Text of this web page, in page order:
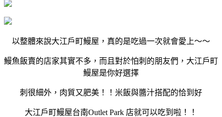
以整體來說大江戶町鰻屋，真的是吃過一次就會愛上～～
鰻魚飯賣的店家其實不多，而且對於怕刺的朋友們，大江戶町
鰻屋是你好選擇
刺很細外，肉質又肥美！！米飯與醬汁搭配的恰到好
大江戶町鰻屋台南Outlet Park 店就可以吃到啦！！